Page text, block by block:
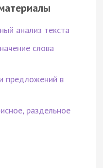
анализ текста
слова
предложений в
раздельное